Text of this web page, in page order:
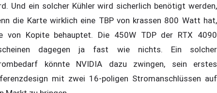
Und ein solcher Kühler wird sicherlich benötigt werden,
die Karte wirklich eine TBP von krassen 800 Watt hat,
von Kopite behauptet. Die 450W TDP der RTX 4090
dagegen ja fast wie nichts. Ein solcher
könnte NVIDIA dazu zwingen, sein erstes
mit zwei 16-poligen Stromanschlüssen auf